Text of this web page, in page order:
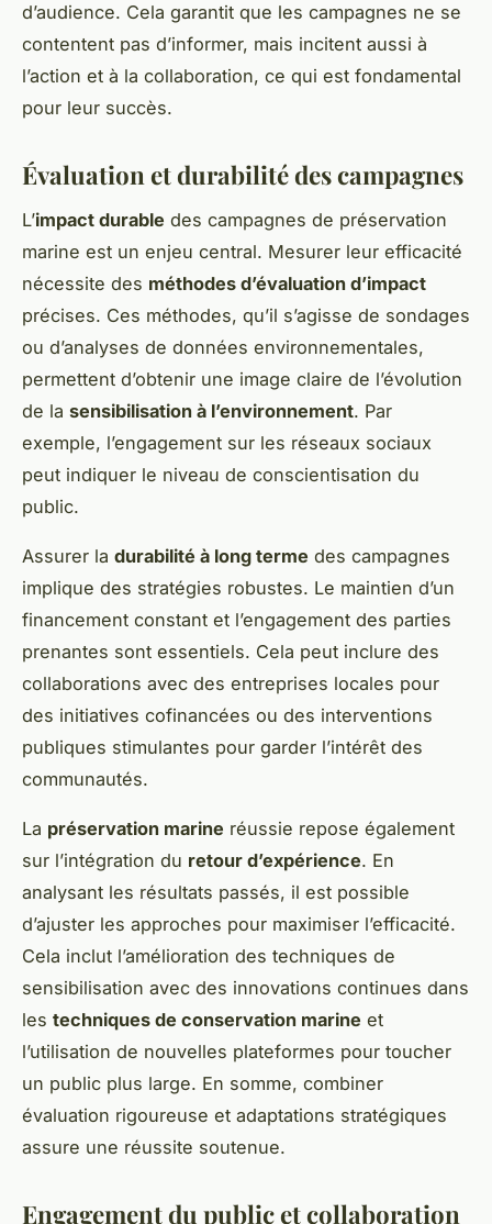
d’audience. Cela garantit que les campagnes ne se
contentent pas d’informer, mais incitent aussi à
l’action et à la collaboration, ce qui est fondamental
pour leur succès.
Évaluation et durabilité des campagnes
L’impact durable des campagnes de préservation
marine est un enjeu central. Mesurer leur efficacité
nécessite des méthodes d’évaluation d’impact
précises. Ces méthodes, qu’il s’agisse de sondages
ou d’analyses de données environnementales,
permettent d’obtenir une image claire de l’évolution
de la sensibilisation à l’environnement. Par
exemple, l’engagement sur les réseaux sociaux
peut indiquer le niveau de conscientisation du
public.
Assurer la durabilité à long terme des campagnes
implique des stratégies robustes. Le maintien d’un
financement constant et l’engagement des parties
prenantes sont essentiels. Cela peut inclure des
collaborations avec des entreprises locales pour
des initiatives cofinancées ou des interventions
publiques stimulantes pour garder l’intérêt des
communautés.
La préservation marine réussie repose également
sur l’intégration du retour d’expérience. En
analysant les résultats passés, il est possible
d’ajuster les approches pour maximiser l’efficacité.
Cela inclut l’amélioration des techniques de
sensibilisation avec des innovations continues dans
les techniques de conservation marine et
l’utilisation de nouvelles plateformes pour toucher
un public plus large. En somme, combiner
évaluation rigoureuse et adaptations stratégiques
assure une réussite soutenue.
Engagement du public et collaboration